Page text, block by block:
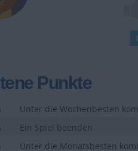
Punkte
Unter die Wochenbesten
Ein Spiel beenden
Unter die Monatsbesten